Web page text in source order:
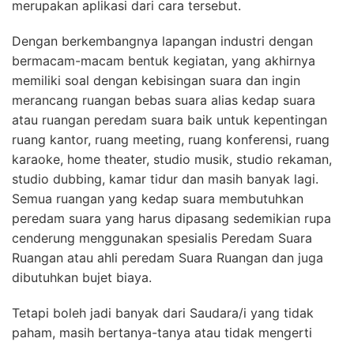
merupakan aplikasi dari cara tersebut.
Dengan berkembangnya lapangan industri dengan
bermacam-macam bentuk kegiatan, yang akhirnya
memiliki soal dengan kebisingan suara dan ingin
merancang ruangan bebas suara alias kedap suara
atau ruangan peredam suara baik untuk kepentingan
ruang kantor, ruang meeting, ruang konferensi, ruang
karaoke, home theater, studio musik, studio rekaman,
studio dubbing, kamar tidur dan masih banyak lagi.
Semua ruangan yang kedap suara membutuhkan
peredam suara yang harus dipasang sedemikian rupa
cenderung menggunakan spesialis Peredam Suara
Ruangan atau ahli peredam Suara Ruangan dan juga
dibutuhkan bujet biaya.
Tetapi boleh jadi banyak dari Saudara/i yang tidak
paham, masih bertanya-tanya atau tidak mengerti